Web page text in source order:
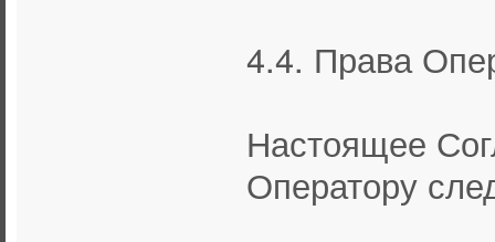
4.4. Права
Настоящее
Оператору